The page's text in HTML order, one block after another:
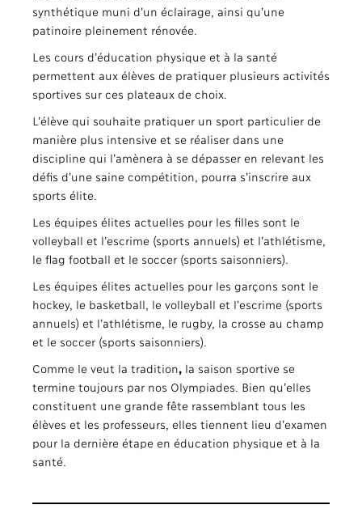
synthétique muni d’un éclairage, ainsi qu’une
patinoire pleinement rénovée.
Les cours d’éducation physique et à la santé
permettent aux élèves de pratiquer plusieurs activités
sportives sur ces plateaux de choix.
L’élève qui souhaite pratiquer un sport particulier de
manière plus intensive et se réaliser dans une
discipline qui l’amènera à se dépasser en relevant les
défis d’une saine compétition, pourra s’inscrire aux
sports élite.
Les équipes élites actuelles pour les filles sont le
volleyball et l’escrime (sports annuels) et l’athlétisme,
le flag football et le soccer (sports saisonniers).
Les équipes élites actuelles pour les garçons sont le
hockey, le basketball, le volleyball et l’escrime (sports
annuels) et l’athlétisme, le rugby, la crosse au champ
et le soccer (sports saisonniers).
Comme le veut la tradition, la saison sportive se
termine toujours par nos Olympiades. Bien qu’elles
constituent une grande fête rassemblant tous les
élèves et les professeurs, elles tiennent lieu d’examen
pour la dernière étape en éducation physique et à la
santé.